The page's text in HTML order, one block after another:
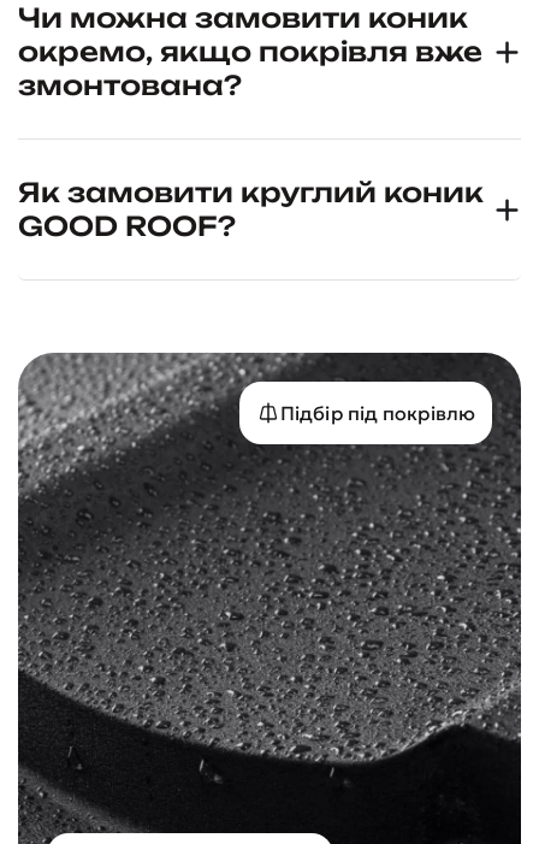
Чи можна замовити коник
окремо, якщо покрівля вже
змонтована?
Як замовити круглий коник
GOOD ROOF?
Підбір під покрівлю